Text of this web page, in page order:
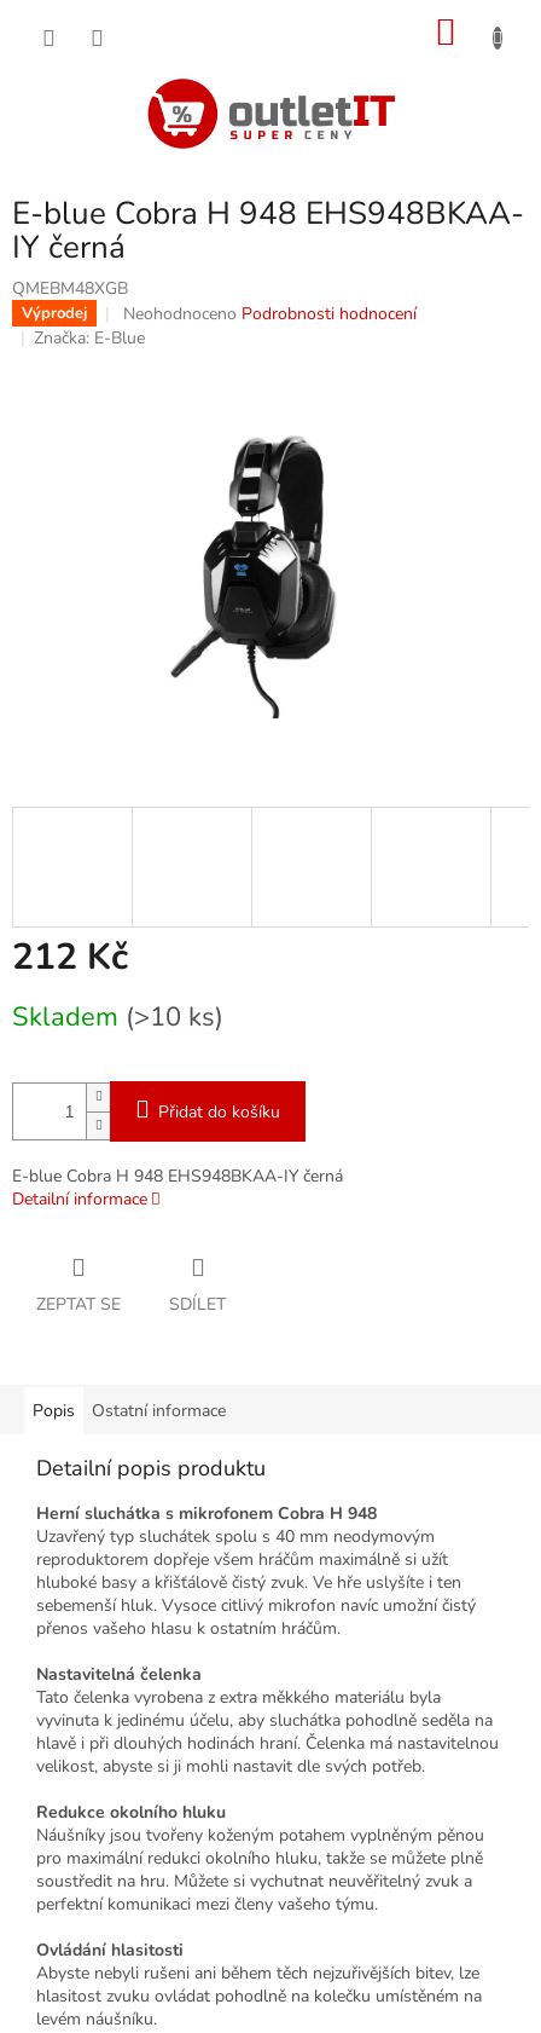
E-blue Cobra H 948 EHS948BKAA-
IY černá
QMEBM48XGB
Výprodej
Průměrné
hodnocení
Neohodnoceno Podrobnosti hodnocení
Značka: E-Blue
212 Kč
cena:
Skladem (>10 ks)
Přidat do košíku
E-blue Cobra H 948 EHS948BKAA-IY černá
Detailní informace
ZEPTAT SE SDÍLET
Popis Ostatní informace
Detailní popis produktu
Herní sluchátka s mikrofonem Cobra H 948
Uzavřený typ sluchátek spolu s 40 mm neodymovým
reproduktorem dopřeje všem hráčům maximálně si užít
hluboké basy a křišťálově čistý zvuk. Ve hře uslyšíte i ten
sebemenší hluk. Vysoce citlivý mikrofon navíc umožní čistý
přenos vašeho hlasu k ostatním hráčům.
Nastavitelná čelenka
Tato čelenka vyrobena z extra měkkého materiálu byla
vyvinuta k jedinému účelu, aby sluchátka pohodlně seděla na
hlavě i při dlouhých hodinách hraní. Čelenka má nastavitelnou
velikost, abyste si ji mohli nastavit dle svých potřeb.
Redukce okolního hluku
Náušníky jsou tvořeny koženým potahem vyplněným pěnou
pro maximální redukci okolního hluku, takže se můžete plně
soustředit na hru. Můžete si vychutnat neuvěřitelný zvuk a
perfektní komunikaci mezi členy vašeho týmu.
Ovládání hlasitosti
Abyste nebyli rušeni ani během těch nejzuřivějších bitev, lze
hlasitost zvuku ovládat pohodlně na kolečku umístěném na
levém náušníku.